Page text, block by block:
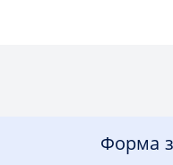
Форма